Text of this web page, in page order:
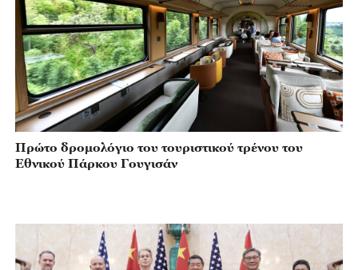
Πρώτο δρομολόγιο του τουριστικού τρένου του
Εθνικού Πάρκου Γουγισάν